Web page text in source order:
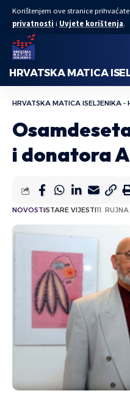
Korištenjem ove stranice prihvaćate
privatnosti i Uvjete korištenja.
HRVATSKA MATICA
HRVATSKA MATICA ISELJENIKA -
i donatora
NOVOSTISTARE VIJESTI11.